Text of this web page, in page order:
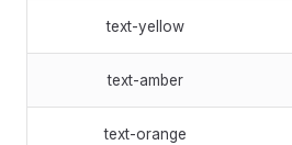
text-yellow
text-amber
text-orange